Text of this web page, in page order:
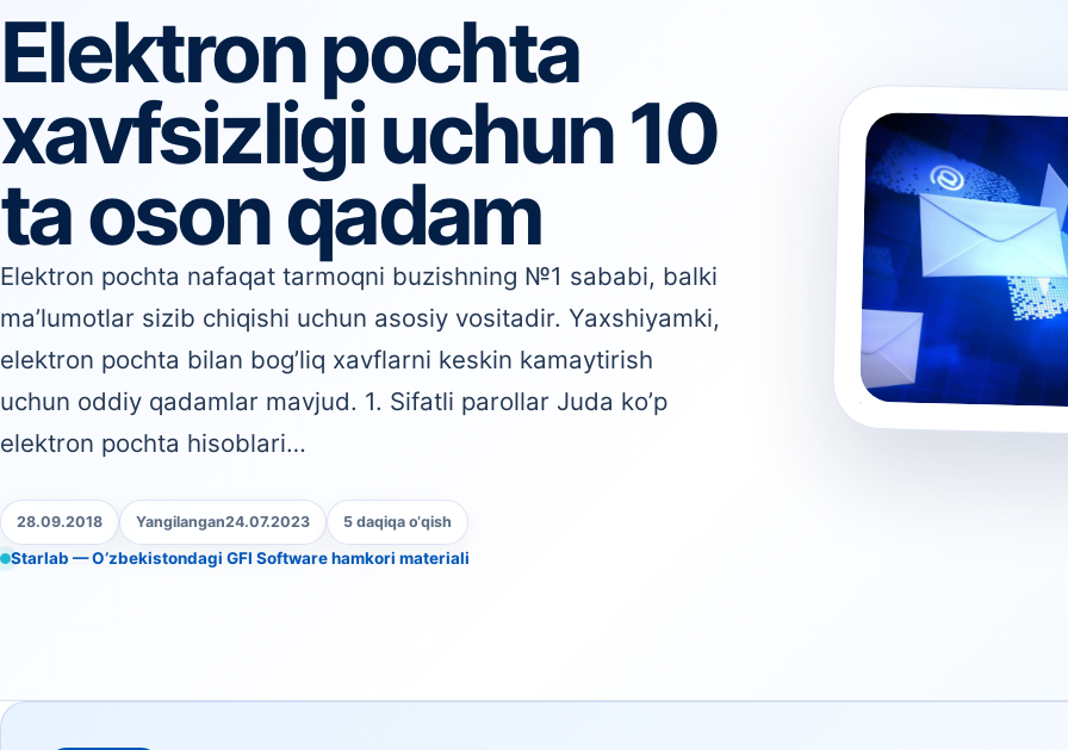
Elektron pochta
xavfsizligi uchun 10
ta oson qadam
Elektron pochta nafaqat tarmoqni buzishning №1 sababi, balki
ma’lumotlar sizib chiqishi uchun asosiy vositadir. Yaxshiyamki,
elektron pochta bilan bog’liq xavflarni keskin kamaytirish
uchun oddiy qadamlar mavjud. 1. Sifatli parollar Juda ko’p
elektron pochta hisoblari…
28.09.2018 Yangilangan24.07.2023 5 daqiqa o‘qish
Starlab — O‘zbekistondagi GFI Software hamkori materiali